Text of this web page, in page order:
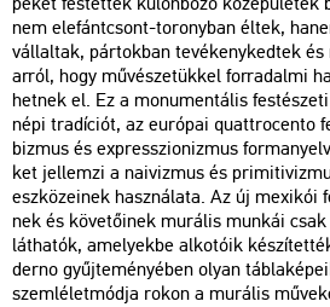
nem ele­fánt­csont-to­rony­ban éltek,
vál­lal­tak, pár­tok­ban te­vé­keny­ked­tek és
arról, hogy mű­vé­sze­tük­kel for­ra­dal­mi
het­nek el. Ez a mo­nu­men­tá­lis
népi tra­dí­ci­ót, az eu­ró­pai quatt­ro­cen­to
biz­mus és exp­resszi­o­niz­mus
ket jel­lem­zi a na­i­viz­mus és
esz­kö­ze­i­nek hasz­ná­la­ta. Az új
nek és kö­ve­tő­i­nek murá­lis mun­kái
lát­ha­tók, ame­lyek­be al­ko­tó­ik
der­no gyűj­te­mé­nyé­ben olyan
szem­lé­let­mód­ja rokon a murá­lis